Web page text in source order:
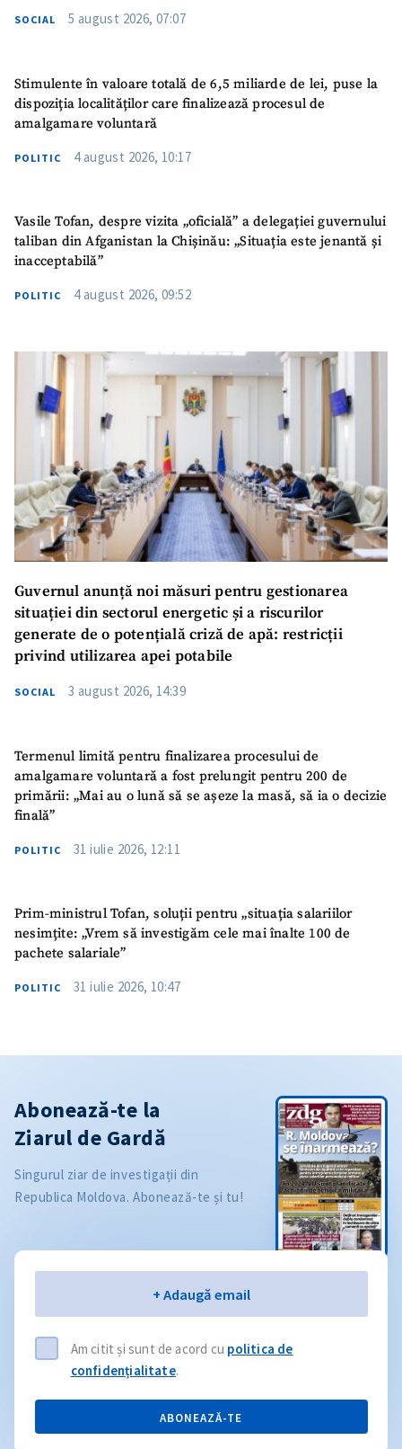
SOCIAL 5 august 2026, 07:07
Stimulente în valoare totală de 6,5 miliarde de lei, puse la
dispoziția localităților care finalizează procesul de
amalgamare voluntară
POLITIC 4 august 2026, 10:17
Vasile Tofan, despre vizita „oficială” a delegației guvernului
taliban din Afganistan la Chișinău: „Situația este jenantă și
inacceptabilă”
POLITIC 4 august 2026, 09:52
Guvernul anunță noi măsuri pentru gestionarea
situației din sectorul energetic și a riscurilor
generate de o potențială criză de apă: restricții
privind utilizarea apei potabile
SOCIAL 3 august 2026, 14:39
Termenul limită pentru finalizarea procesului de
amalgamare voluntară a fost prelungit pentru 200 de
primării: „Mai au o lună să se așeze la masă, să ia o decizie
finală”
POLITIC 31 iulie 2026, 12:11
Prim-ministrul Tofan, soluții pentru „situația salariilor
nesimțite: „Vrem să investigăm cele mai înalte 100 de
pachete salariale”
POLITIC 31 iulie 2026, 10:47
Abonează-te la
Ziarul de Gardă
Singurul ziar de investigații din
Republica Moldova. Abonează-te și tu!
+ Adaugă email
Am citit și sunt de acord cu politica de
confidențialitate.
ABONEAZĂ-TE